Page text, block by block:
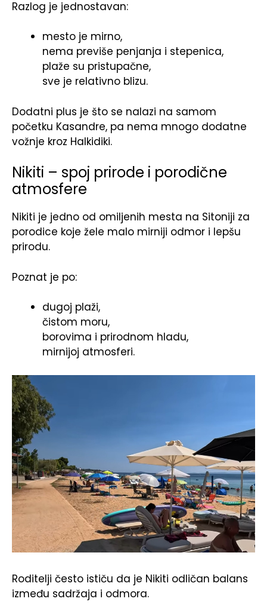
Razlog je jednostavan:
mesto je mirno,
nema previše penjanja i stepenica,
plaže su pristupačne,
sve je relativno blizu.
Dodatni plus je što se nalazi na samom
početku Kasandre, pa nema mnogo dodatne
vožnje kroz Halkidiki.
Nikiti – spoj prirode i porodične
atmosfere
Nikiti je jedno od omiljenih mesta na Sitoniji za
porodice koje žele malo mirniji odmor i lepšu
prirodu.
Poznat je po:
dugoj plaži,
čistom moru,
borovima i prirodnom hladu,
mirnijoj atmosferi.
Roditelji često ističu da je Nikiti odličan balans
između sadržaja i odmora.